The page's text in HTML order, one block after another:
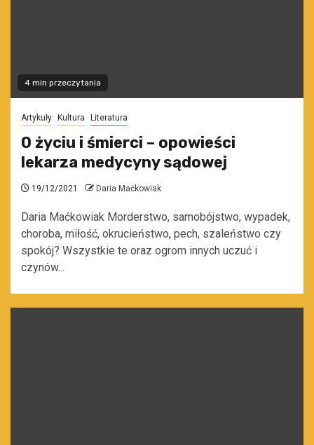
4 min przeczytania
Artykuły Kultura Literatura
O życiu i śmierci – opowieści
lekarza medycyny sądowej
19/12/2021 Daria Maćkowiak
Daria Maćkowiak Morderstwo, samobójstwo, wypadek,
choroba, miłość, okrucieństwo, pech, szaleństwo czy
spokój? Wszystkie te oraz ogrom innych uczuć i
czynów...